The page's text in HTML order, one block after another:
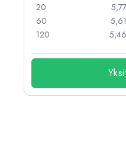
20
60
120